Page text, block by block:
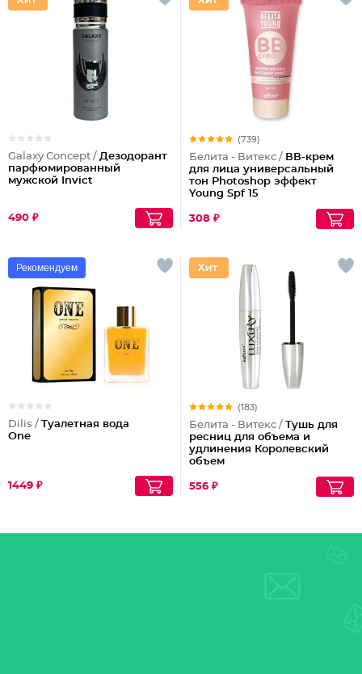
Galaxy Concept / Дезодорант
парфюмированный
мужской Invict
490 ₽
(739)
Белита - Витекс / ВВ-крем
для лица универсальный
тон Photoshop эффект
Young Spf 15
308 ₽
Рекомендуем
Dilis / Туалетная вода
One
1449 ₽
(183)
Белита - Витекс / Тушь для
ресниц для объема и
удлинения Королевский
объем
556 ₽